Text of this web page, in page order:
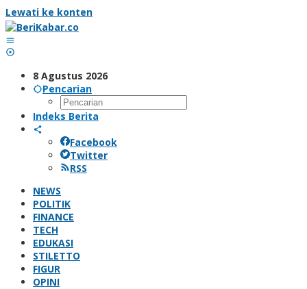
Lewati ke konten
8 Agustus 2026
Pencarian
Indeks Berita
Facebook
Twitter
RSS
NEWS
POLITIK
FINANCE
TECH
EDUKASI
STILETTO
FIGUR
OPINI